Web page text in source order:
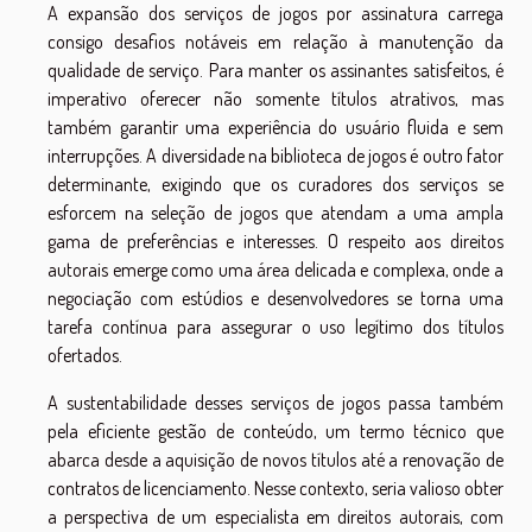
A expansão dos serviços de jogos por assinatura carrega
consigo desafios notáveis em relação à manutenção da
qualidade de serviço. Para manter os assinantes satisfeitos, é
imperativo oferecer não somente títulos atrativos, mas
também garantir uma experiência do usuário fluida e sem
interrupções. A diversidade na biblioteca de jogos é outro fator
determinante, exigindo que os curadores dos serviços se
esforcem na seleção de jogos que atendam a uma ampla
gama de preferências e interesses. O respeito aos direitos
autorais emerge como uma área delicada e complexa, onde a
negociação com estúdios e desenvolvedores se torna uma
tarefa contínua para assegurar o uso legítimo dos títulos
ofertados.
A sustentabilidade desses serviços de jogos passa também
pela eficiente gestão de conteúdo, um termo técnico que
abarca desde a aquisição de novos títulos até a renovação de
contratos de licenciamento. Nesse contexto, seria valioso obter
a perspectiva de um especialista em direitos autorais, com